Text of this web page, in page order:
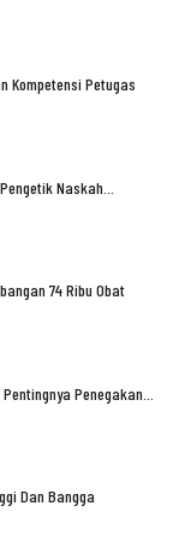
Kompetensi Petugas
Naskah…
74 Ribu Obat
Penegakan…
Dan Bangga